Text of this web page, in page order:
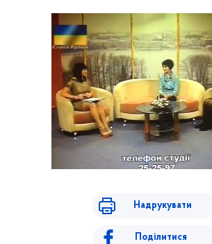
Надрукувати
Поділитися